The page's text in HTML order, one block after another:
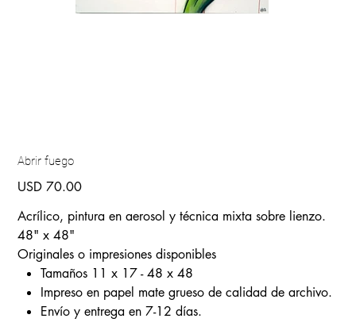
Abrir fuego
Precio
USD 70.00
Acrílico, pintura en aerosol y técnica mixta sobre lienzo.
48" x 48"
Originales o impresiones disponibles
Tamaños 11 x 17 - 48 x 48
Impreso en papel mate grueso de calidad de archivo.
Envío y entrega en 7-12 días.